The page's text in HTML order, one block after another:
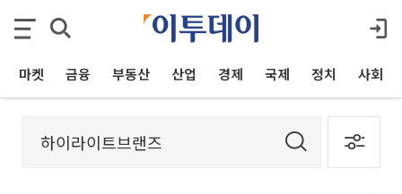
마켓 금융 부동산 산업 경제 국제 정치 사회